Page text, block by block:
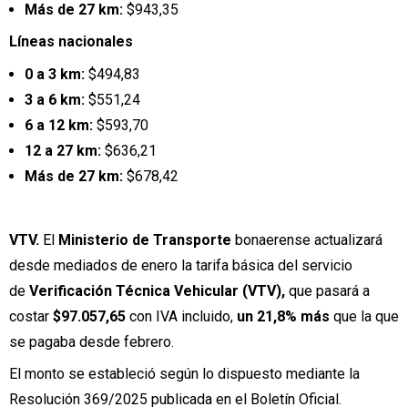
Más de 27 km: $943,35
Líneas nacionales
0 a 3 km: $494,83
3 a 6 km: $551,24
6 a 12 km: $593,70
12 a 27 km: $636,21
Más de 27 km: $678,42
VTV. El Ministerio de Transporte bonaerense actualizará
desde mediados de enero la tarifa básica del servicio
de Verificación Técnica Vehicular (VTV), que pasará a
costar $97.057,65 con IVA incluido, un 21,8% más que la que
se pagaba desde febrero.
El monto se estableció según lo dispuesto mediante la
Resolución 369/2025 publicada en el Boletín Oficial.